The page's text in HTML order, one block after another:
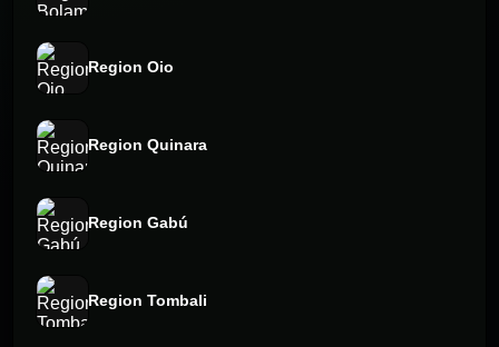
Region Oio
Region Quinara
Region Gabú
Region Tombali